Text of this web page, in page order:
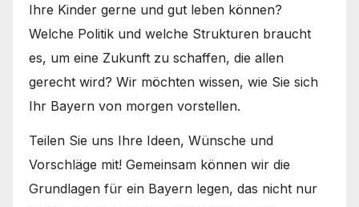
Ihre Kinder gerne und gut leben können?
Welche Politik und welche Strukturen braucht
es, um eine Zukunft zu schaffen, die allen
gerecht wird? Wir möchten wissen, wie Sie sich
Ihr Bayern von morgen vorstellen.
Teilen Sie uns Ihre Ideen, Wünsche und
Vorschläge mit! Gemeinsam können wir die
Grundlagen für ein Bayern legen, das nicht nur